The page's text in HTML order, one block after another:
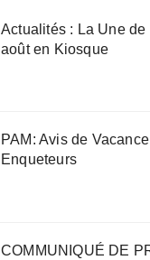
Actualités : La Une de
août en Kiosque
PAM: Avis de
Enqueteurs
COMMUNIQUÉ DE